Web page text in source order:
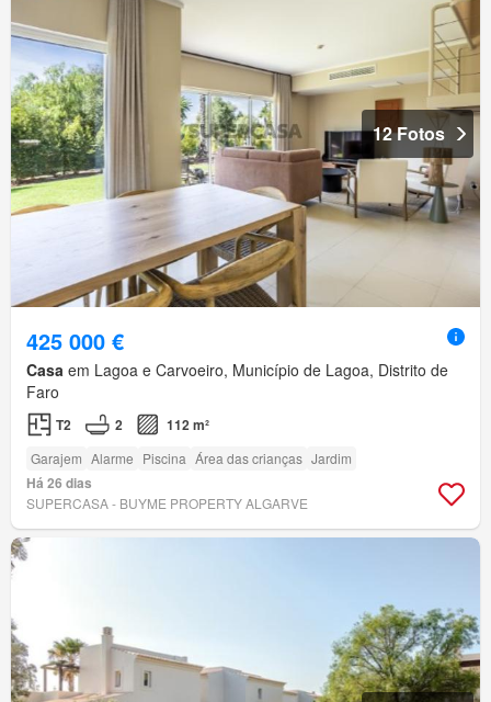
12 Fotos
425 000 €
Casa em Lagoa e Carvoeiro, Município de Lagoa, Distrito de
Faro
T2 2 112 m²
Garajem Alarme Piscina Área das crianças Jardim
Há 26 dias
SUPERCASA - BUYME PROPERTY ALGARVE